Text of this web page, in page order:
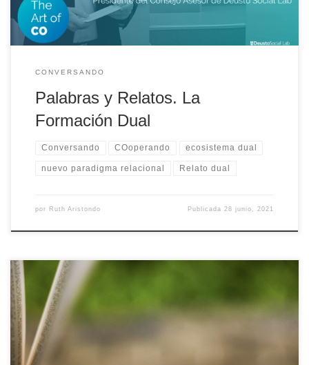
CONVERSANDO
Palabras y Relatos. La
Formación Dual
Conversando COoperando ecosistema dual
nuevo paradigma relacional Relato dual
por Ruth Aristondo Publicada 28 junio, 2021
¿Cuándo somos más eficientes las personas? ¿Podemos mantener
la concentración necesaria para serlo? Descubre el primer
enemigo de la productividad con Esteban Vicente: Las